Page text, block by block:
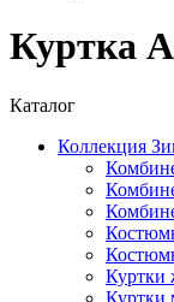
Куртка
Каталог
Коллекция
Куртки
Куртки